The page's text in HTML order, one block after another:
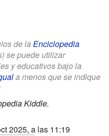
de la Enciclopedia
se puede utilizar
y educativos bajo la
a menos que se indique
Kiddle.
2025, a las 11:19